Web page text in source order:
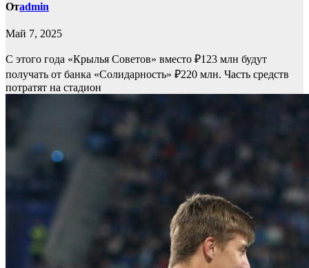
Отadmin
Май 7, 2025
С этого года «Крылья Советов» вместо ₽123 млн будут
получать от банка «Солидарность» ₽220 млн. Часть средств
потратят на стадион